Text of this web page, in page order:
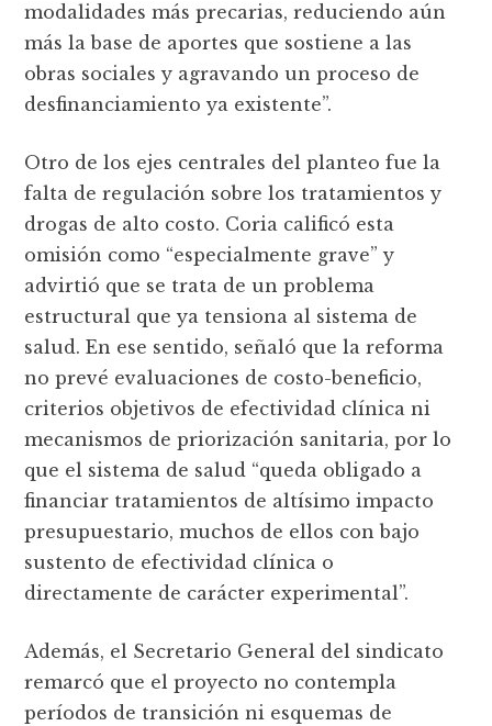
modalidades más precarias, reduciendo aún
más la base de aportes que sostiene a las
obras sociales y agravando un proceso de
desfinanciamiento ya existente”.
Otro de los ejes centrales del planteo fue la
falta de regulación sobre los tratamientos y
drogas de alto costo. Coria calificó esta
omisión como “especialmente grave” y
advirtió que se trata de un problema
estructural que ya tensiona al sistema de
salud. En ese sentido, señaló que la reforma
no prevé evaluaciones de costo-beneficio,
criterios objetivos de efectividad clínica ni
mecanismos de priorización sanitaria, por lo
que el sistema de salud “queda obligado a
financiar tratamientos de altísimo impacto
presupuestario, muchos de ellos con bajo
sustento de efectividad clínica o
directamente de carácter experimental”.
Además, el Secretario General del sindicato
remarcó que el proyecto no contempla
períodos de transición ni esquemas de